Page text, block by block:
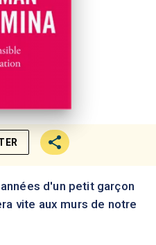
d'un petit garçon
vite aux murs de notre